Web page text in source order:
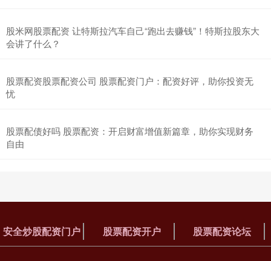
股米网股票配资 让特斯拉汽车自己“跑出去赚钱”！特斯拉股东大
会讲了什么？
股票配资股票配资公司 股票配资门户：配资好评，助你投资无
忧
股票配债好吗 股票配资：开启财富增值新篇章，助你实现财务
自由
安全炒股配资门户 股票配资开户 股票配资论坛